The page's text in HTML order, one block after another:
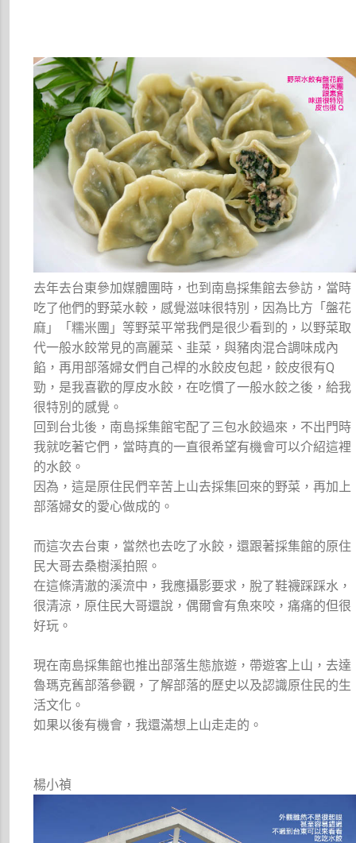
去年去台東參加媒體團時，也到南島採集館去參訪，當時
吃了他們的野菜水較，感覺滋味很特別，因為比方「盤花
麻」「糯米團」等野菜平常我們是很少看到的，以野菜取
代一般水餃常見的高麗菜、韭菜，與豬肉混合調味成內
餡，再用部落婦女們自己桿的水餃皮包起，餃皮很有Q
勁，是我喜歡的厚皮水餃，在吃慣了一般水餃之後，給我
很特別的感覺。
回到台北後，南島採集館宅配了三包水餃過來，不出門時
我就吃著它們，當時真的一直很希望有機會可以介紹這裡
的水餃。
因為，這是原住民們辛苦上山去採集回來的野菜，再加上
部落婦女的愛心做成的。
而這次去台東，當然也去吃了水餃，還跟著採集館的原住
民大哥去桑樹溪拍照。
在這條清澈的溪流中，我應攝影要求，脫了鞋襪踩踩水，
很清涼，原住民大哥還說，偶爾會有魚來咬，痛痛的但很
好玩。
現在南島採集館也推出部落生態旅遊，帶遊客上山，去達
魯瑪克舊部落參觀，了解部落的歷史以及認識原住民的生
活文化。
如果以後有機會，我還滿想上山走走的。
楊小禎